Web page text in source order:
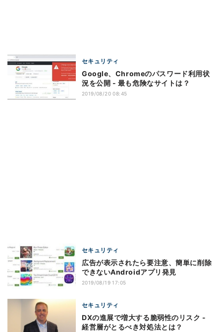
セキュリティ
Google、Chromeのパスワード利用状
況を公開 - 最も危険なサイトは？
2019/08/20 08:45
セキュリティ
広告が表示されたら要注意、簡単に削除
できないAndroidアプリ発見
2019/08/19 17:05
セキュリティ
DXの進展で増大する脆弱性のリスク -
経営層がとるべき対処法とは？